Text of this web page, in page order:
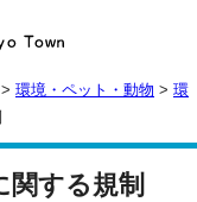
> 環境・ペット・動物 > 環
する規制